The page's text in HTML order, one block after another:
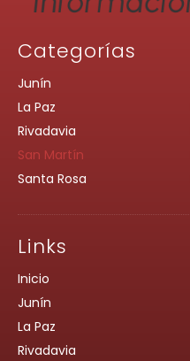
Categorías
Junín
La Paz
Rivadavia
San Martín
Santa Rosa
Links
Inicio
Junín
La Paz
Rivadavia